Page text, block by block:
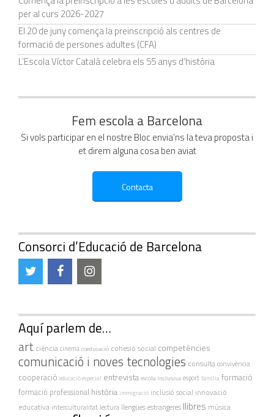
per al curs 2026-2027
El 20 de juny comença la preinscripció als centres de
formació de persones adultes (CFA)
L’Escola Víctor Català celebra els 55 anys d’història
Fem escola a Barcelona
Si vols participar en el nostre Bloc envia’ns la teva proposta i
et direm alguna cosa ben aviat
Consorci d’Educació de Barcelona
Aquí parlem de…
art ciènciacinemacoeducació cohesió social competències
comunicació i noves tecnologies consultaconvivència
cooperació educació especial entrevistaescola inclusivaesport família formació
formació professional història immigració inclusió social innovació
educativa interculturalitat lectura llengües estrangeres llibres música